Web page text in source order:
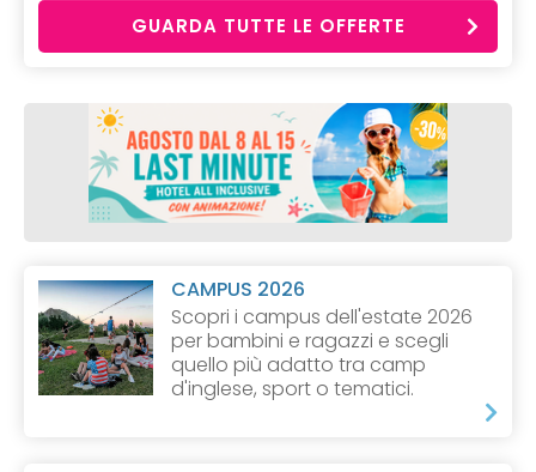
GUARDA TUTTE LE OFFERTE
CAMPUS 2026
Scopri i campus dell'estate 2026
per bambini e ragazzi e scegli
quello più adatto tra camp
d'inglese, sport o tematici.